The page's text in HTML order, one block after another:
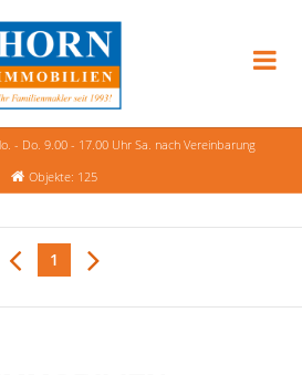
- Do. 9.00 - 17.00 Uhr Sa. nach Vereinbarung
Objekte: 125
1